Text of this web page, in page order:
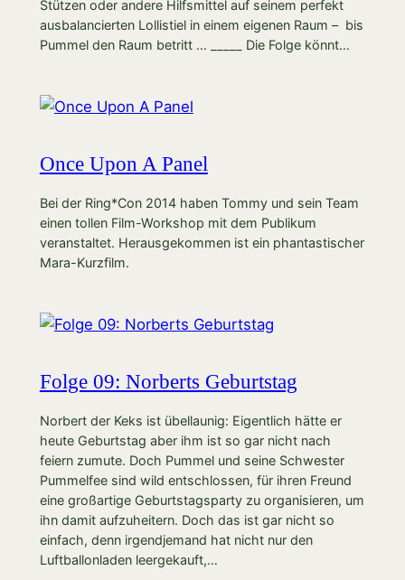
Stützen oder andere Hilfsmittel auf seinem perfekt
ausbalancierten Lollistiel in einem eigenen Raum – bis
Pummel den Raum betritt … _____ Die Folge könnt…
Once Upon A Panel
Bei der Ring*Con 2014 haben Tommy und sein Team
einen tollen Film-Workshop mit dem Publikum
veranstaltet. Herausgekommen ist ein phantastischer
Mara-Kurzfilm.
Folge 09: Norberts Geburtstag
Norbert der Keks ist übellaunig: Eigentlich hätte er
heute Geburtstag aber ihm ist so gar nicht nach
feiern zumute. Doch Pummel und seine Schwester
Pummelfee sind wild entschlossen, für ihren Freund
eine großartige Geburtstagsparty zu organisieren, um
ihn damit aufzuheitern. Doch das ist gar nicht so
einfach, denn irgendjemand hat nicht nur den
Luftballonladen leergekauft,…